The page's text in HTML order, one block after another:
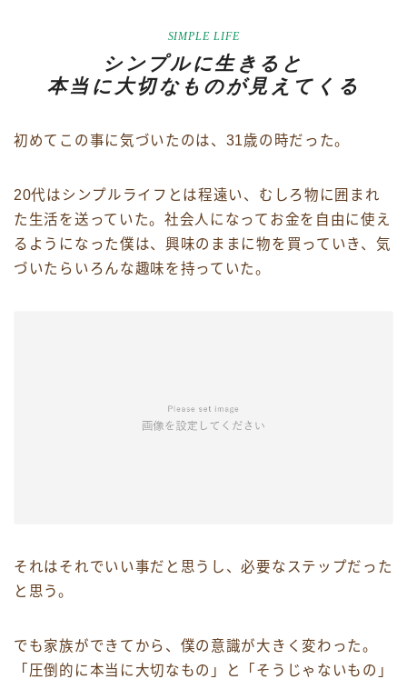
SIMPLE LIFE
シンプルに生きると
本当に大切なものが見えてくる
初めてこの事に気づいたのは、31歳の時だった。
20代はシンプルライフとは程遠い、むしろ物に囲まれ
た生活を送っていた。社会人になってお金を自由に使え
るようになった僕は、興味のままに物を買っていき、気
づいたらいろんな趣味を持っていた。
それはそれでいい事だと思うし、必要なステップだった
と思う。
でも家族ができてから、僕の意識が大きく変わった。
「圧倒的に本当に大切なもの」と「そうじゃないもの」